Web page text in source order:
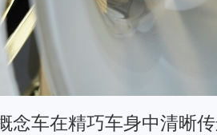
念车在精巧车身中清晰